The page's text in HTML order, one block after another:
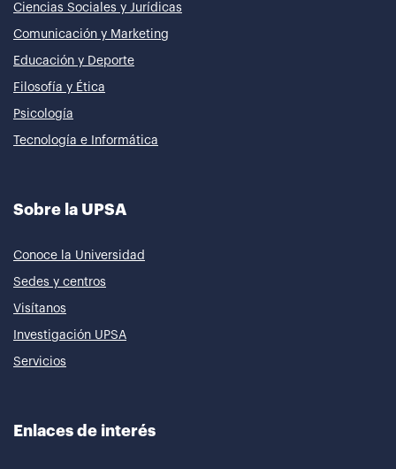
Ciencias Sociales y Jurídicas
Comunicación y Marketing
Educación y Deporte
Filosofía y Ética
Psicología
Tecnología e Informática
Sobre la UPSA
Conoce la Universidad
Sedes y centros
Visítanos
Investigación UPSA
Servicios
Enlaces de interés